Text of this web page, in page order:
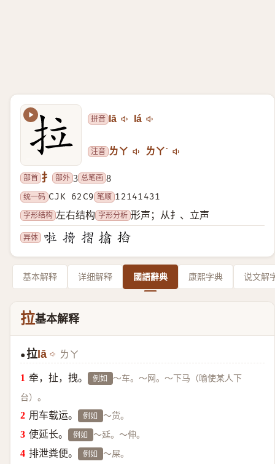
拼音 lā lá
注音 ㄌㄚ ㄌㄚˊ
部首 扌 部外 3 总笔画 8
统一码 CJK 62C9 笔顺 12141431
字形结构 左右结构 字形分析 形声；从扌、立声
异体
基本解释 详细解释 國語辭典 康熙字典 说文解
拉基本解释
●拉lā ㄌㄚ
牵，扯，拽。 例如 ～车。～网。～下马（喻使某人下
台）。
用车载运。 例如 ～货。
使延长。 例如 ～延。～伸。
排泄粪便。 例如 ～屎。